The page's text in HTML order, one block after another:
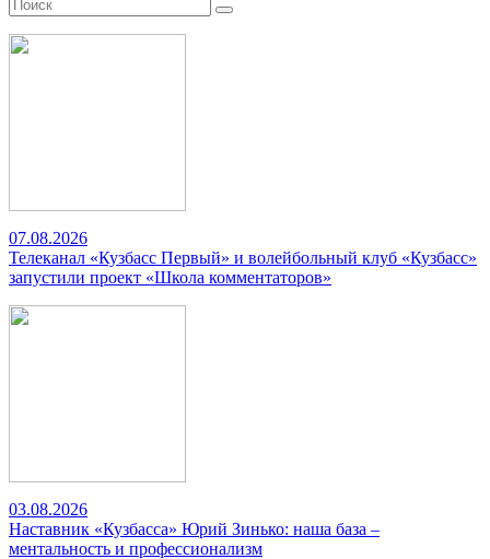
07.08.2026
Телеканал «Кузбасс Первый» и волейбольный клуб «Кузбасс»
запустили проект «Школа комментаторов»
03.08.2026
Наставник «Кузбасса» Юрий Зинько: наша база –
ментальность и профессионализм